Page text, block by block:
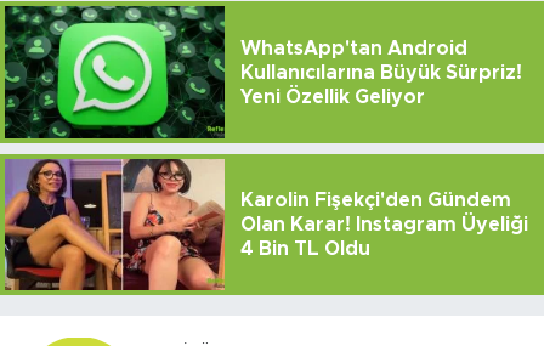
WhatsApp'tan Android
Kullanıcılarına Büyük Sürpriz!
Yeni Özellik Geliyor
Karolin Fişekçi'den Gündem
Olan Karar! Instagram Üyeliği
4 Bin TL Oldu